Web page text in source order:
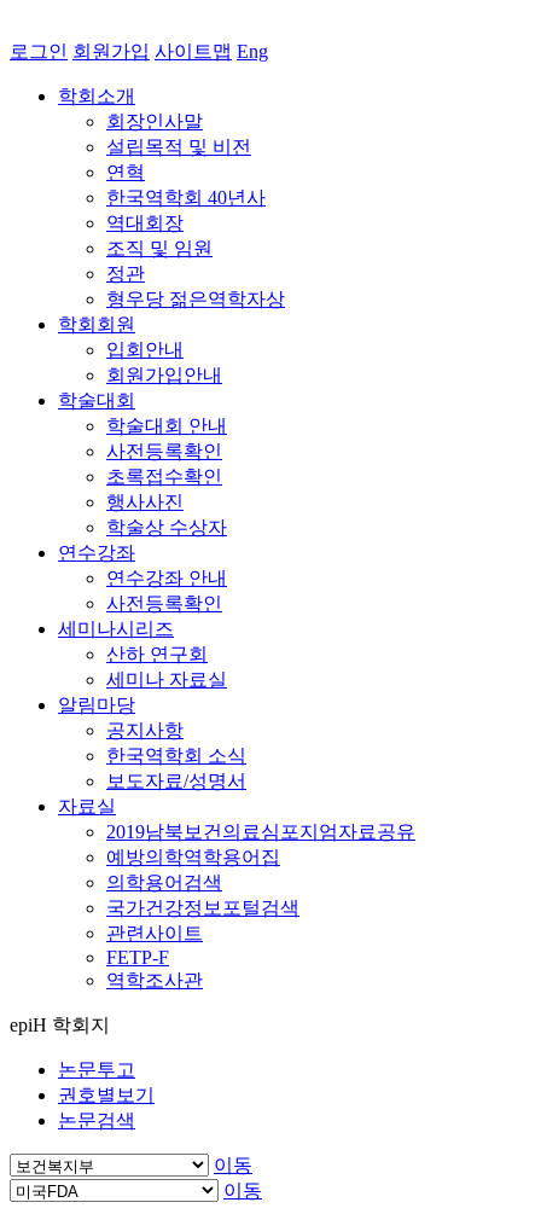
로그인 회원가입 사이트맵 Eng
학회소개
회장인사말
설립목적 및 비전
연혁
한국역학회 40년사
역대회장
조직 및 임원
정관
형우당 젊은역학자상
학회회원
입회안내
회원가입안내
학술대회
학술대회 안내
사전등록확인
초록접수확인
행사사진
학술상 수상자
연수강좌
연수강좌 안내
사전등록확인
세미나시리즈
산하 연구회
세미나 자료실
알림마당
공지사항
한국역학회 소식
보도자료/성명서
자료실
2019남북보건의료심포지엄자료공유
예방의학역학용어집
의학용어검색
국가건강정보포털검색
관련사이트
FETP-F
역학조사관
epiH 학회지
논문투고
권호별보기
논문검색
이동
이동